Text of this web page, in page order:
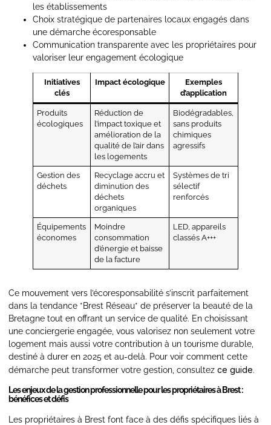
les établissements
Choix stratégique de partenaires locaux engagés dans
une démarche écoresponsable
Communication transparente avec les propriétaires pour
valoriser leur engagement écologique
Initiatives
clés
Impact écologique
Exemples
d’application
Produits
écologiques
Réduction de
l’impact toxique et
amélioration de la
qualité de l’air dans
les logements
Biodégradables,
sans produits
chimiques
agressifs
Gestion des
déchets
Recyclage accru et
diminution des
déchets
organiques
Systèmes de tri
sélectif
renforcés
Équipements
économes
Moindre
consommation
d’énergie et baisse
de la facture
LED, appareils
classés A+++
Ce mouvement vers l’écoresponsabilité s’inscrit parfaitement
dans la tendance *Brest Réseau* de préserver la beauté de la
Bretagne tout en offrant un service de qualité. En choisissant
une conciergerie engagée, vous valorisez non seulement votre
logement mais aussi votre contribution à un tourisme durable,
destiné à durer en 2025 et au-delà. Pour voir comment cette
démarche peut transformer votre gestion, consultez ce guide.
Les enjeux de la gestion professionnelle pour les propriétaires à Brest :
bénéfices et défis
Les propriétaires à Brest font face à des défis spécifiques liés à